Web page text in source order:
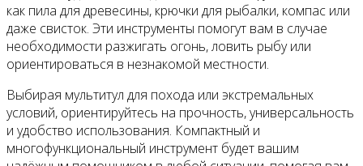
как пила для древесины, крючки для рыбалки, компас или
даже свисток. Эти инструменты помогут вам в случае
необходимости разжигать огонь, ловить рыбу или
ориентироваться в незнакомой местности.
Выбирая мультитул для похода или экстремальных
условий, ориентируйтесь на прочность, универсальность
и удобство использования. Компактный и
многофункциональный инструмент будет вашим